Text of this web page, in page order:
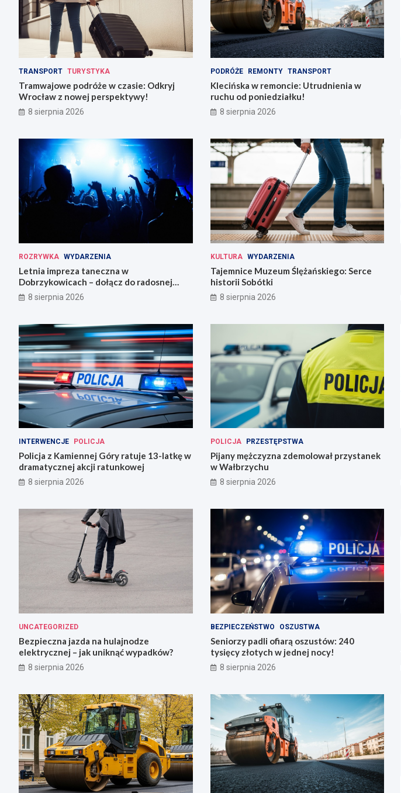
TRANSPORT TURYSTYKA
Tramwajowe podróże w czasie: Odkryj
Wrocław z nowej perspektywy!
8 sierpnia 2026
PODRÓŻE REMONTY TRANSPORT
Klecińska w remoncie: Utrudnienia w
ruchu od poniedziałku!
8 sierpnia 2026
ROZRYWKA WYDARZENIA
Letnia impreza taneczna w
Dobrzykowicach – dołącz do radosnej
fety!8 sierpnia 2026
KULTURA WYDARZENIA
Tajemnice Muzeum Ślężańskiego: Serce
historii Sobótki
8 sierpnia 2026
INTERWENCJE POLICJA
Policja z Kamiennej Góry ratuje 13-latkę w
dramatycznej akcji ratunkowej
8 sierpnia 2026
POLICJA PRZESTĘPSTWA
Pijany mężczyzna zdemolował przystanek
w Wałbrzychu
8 sierpnia 2026
UNCATEGORIZED
Bezpieczna jazda na hulajnodze
elektrycznej – jak uniknąć wypadków?
8 sierpnia 2026
BEZPIECZEŃSTWO OSZUSTWA
Seniorzy padli ofiarą oszustów: 240
tysięcy złotych w jednej nocy!
8 sierpnia 2026